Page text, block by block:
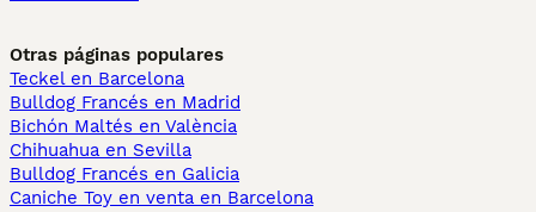
Otras páginas populares
Teckel en Barcelona
Bulldog Francés en Madrid
Bichón Maltés en València
Chihuahua en Sevilla
Bulldog Francés en Galicia
Caniche Toy en venta en Barcelona